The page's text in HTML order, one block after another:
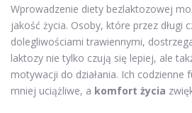
Wprowadzenie diety bezlaktozowej
jakość życia. Osoby, które przez długi
dolegliwościami trawiennymi,
laktozy nie tylko czują się lepiej, ale
motywacji do działania. Ich codzienne
mniej uciążliwe, a komfort życia